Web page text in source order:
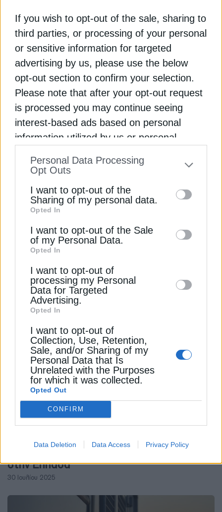
If you wish to opt-out of the sale, sharing to
third parties, or processing of your personal
or sensitive information for targeted
advertising by us, please use the below
opt-out section to confirm your selection.
Please note that after your opt-out request
is processed you may continue seeing
interest-based ads based on personal
information utilized by us or personal
to your opt-out. You may separately opt-out
information by third parties on the IAB’s list
of downstream participants. This
information may also be disclosed by us to
third parties on theIAB’s List of
Downstream Participants
disclose it to other third parties.
Personal Data Processing
Opt Outs
I want to opt-out of the
Sharing of my personal data.
Opted In
I want to opt-out of the Sale
of my Personal Data.
Opted In
I want to opt-out of
processing my Personal
Data for Targeted
Advertising.
Opted In
I want to opt-out of
Collection, Use, Retention,
Sale, and/or Sharing of my
Personal Data that Is
Unrelated with the Purposes
for which it was collected.
Opted Out
CONFIRM
Data Deletion Data Access Privacy Policy
GSI: Παραμένει το “αγκάθι” του γεωπολιτικού
ρίσκου
ΔΙΕΘΝΗΣ ΕΚΘΕΣΗ ΘΕΣΣΑΛΟΝΙΚΗΣ (ΔΕΘ) ΕΠΕΝΔΥΣΕΙΣ
ΕΠΙΧΕΙΡΗΜΑΤΙΚΟΤΗΤΑ
ΔΕΊΤΕ ΕΠΊΣΗΣ
ΕΠΙΧΕΙΡΗΣΕΙΣ
Τι ψάχνει η Metlen στο Καζακστάν
13 Ιουλίου 2026
Principia: Ανακοίνωσε την εξαγορά
τεσσάρων αιολικών 150 MW της EDPR
στην Ελλάδα
30 Ιουλίου 2025